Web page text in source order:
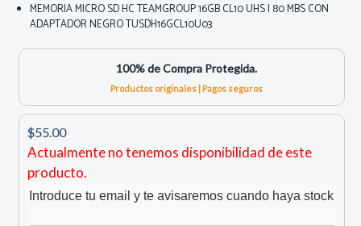
MEMORIA MICRO SD HC TEAMGROUP 16GB CL10 UHS I 80 MBS CON
ADAPTADOR NEGRO TUSDH16GCL10U03
100% de Compra Protegida.
Productos originales | Pagos seguros
$55.00
Actualmente no tenemos disponibilidad de este
producto.
Introduce tu email y te avisaremos cuando haya stock